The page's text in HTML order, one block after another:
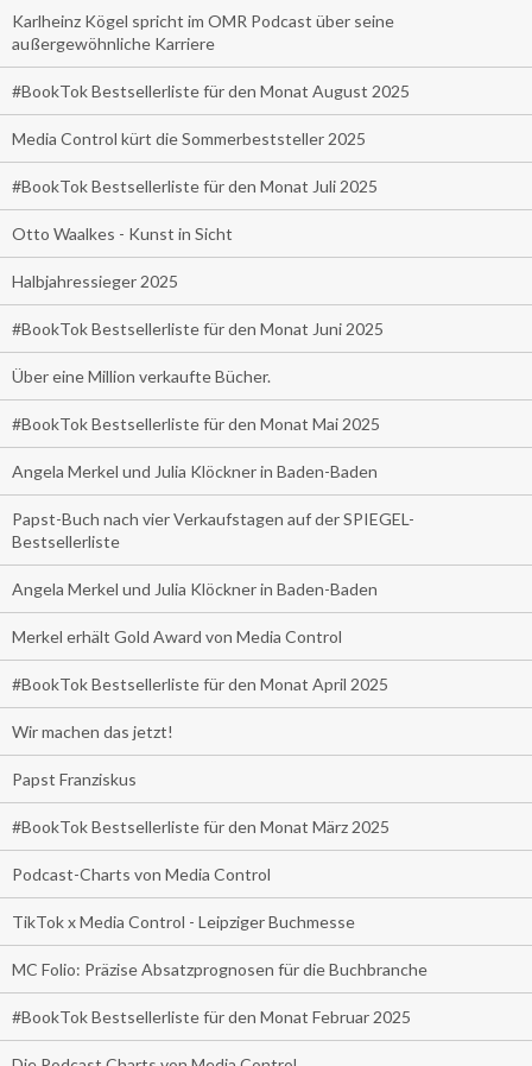
Karlheinz Kögel spricht im OMR Podcast über seine
außergewöhnliche Karriere
#BookTok Bestsellerliste für den Monat August 2025
Media Control kürt die Sommerbeststeller 2025
#BookTok Bestsellerliste für den Monat Juli 2025
Otto Waalkes - Kunst in Sicht
Halbjahressieger 2025
#BookTok Bestsellerliste für den Monat Juni 2025
Über eine Million verkaufte Bücher.
#BookTok Bestsellerliste für den Monat Mai 2025
Angela Merkel und Julia Klöckner in Baden-Baden
Papst-Buch nach vier Verkaufstagen auf der SPIEGEL-
Bestsellerliste
Angela Merkel und Julia Klöckner in Baden-Baden
Merkel erhält Gold Award von Media Control
#BookTok Bestsellerliste für den Monat April 2025
Wir machen das jetzt!
Papst Franziskus
#BookTok Bestsellerliste für den Monat März 2025
Podcast-Charts von Media Control
TikTok x Media Control - Leipziger Buchmesse
MC Folio: Präzise Absatzprognosen für die Buchbranche
#BookTok Bestsellerliste für den Monat Februar 2025